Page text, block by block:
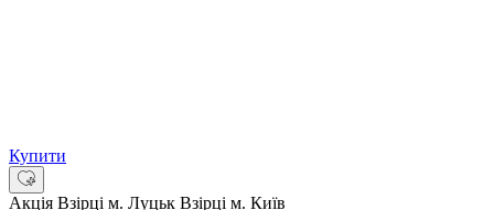
Купити
Акція Взірці м. Луцьк Взірці м. Київ